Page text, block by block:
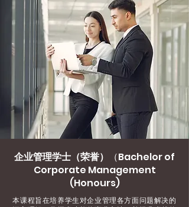
企业管理学士（荣誉）
（Bachelor of
Corporate Management
(Honours)
本课程旨在培养学生对企业管理各方面问题解决的